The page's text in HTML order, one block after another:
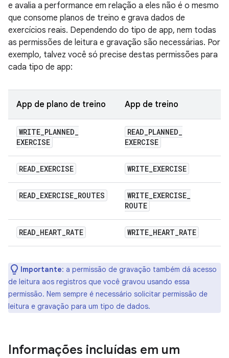
e avalia a performance em relação a eles não é o mesmo
que consome planos de treino e grava dados de
exercícios reais. Dependendo do tipo de app, nem todas
as permissões de leitura e gravação são necessárias. Por
exemplo, talvez você só precise destas permissões para
cada tipo de app:
App de plano de treino App de treino
WRITE_PLANNED_
EXERCISE
READ_PLANNED_
EXERCISE
READ_EXERCISE WRITE_EXERCISE
READ_EXERCISE_ROUTES WRITE_EXERCISE_
ROUTE
READ_HEART_RATE WRITE_HEART_RATE
Importante: a permissão de gravação também dá acesso
de leitura aos registros que você gravou usando essa
permissão. Nem sempre é necessário solicitar permissão de
leitura e gravação para um tipo de dados.
Informações incluídas em um